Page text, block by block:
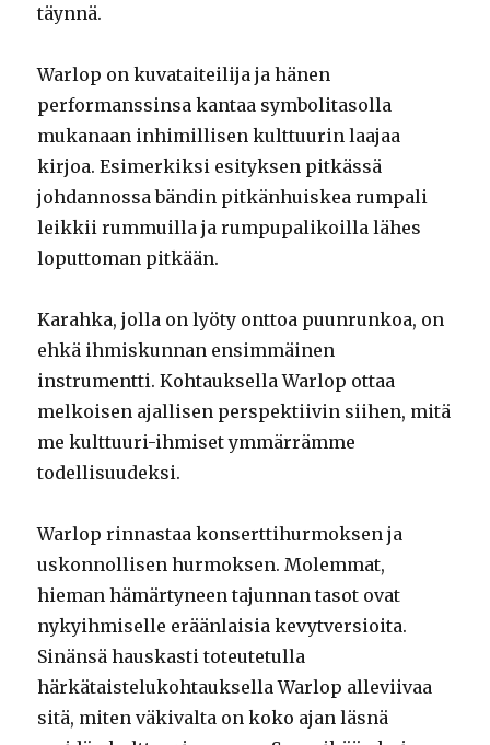
täynnä.
Warlop on kuvataiteilija ja hänen
performanssinsa kantaa symbolitasolla
mukanaan inhimillisen kulttuurin laajaa
kirjoa. Esimerkiksi esityksen pitkässä
johdannossa bändin pitkänhuiskea rumpali
leikkii rummuilla ja rumpupalikoilla lähes
loputtoman pitkään.
Karahka, jolla on lyöty onttoa puunrunkoa, on
ehkä ihmiskunnan ensimmäinen
instrumentti. Kohtauksella Warlop ottaa
melkoisen ajallisen perspektiivin siihen, mitä
me kulttuuri-ihmiset ymmärrämme
todellisuudeksi.
Warlop rinnastaa konserttihurmoksen ja
uskonnollisen hurmoksen. Molemmat,
hieman hämärtyneen tajunnan tasot ovat
nykyihmiselle eräänlaisia kevytversioita.
Sinänsä hauskasti toteutetulla
härkätaistelukohtauksella Warlop alleviivaa
sitä, miten väkivalta on koko ajan läsnä